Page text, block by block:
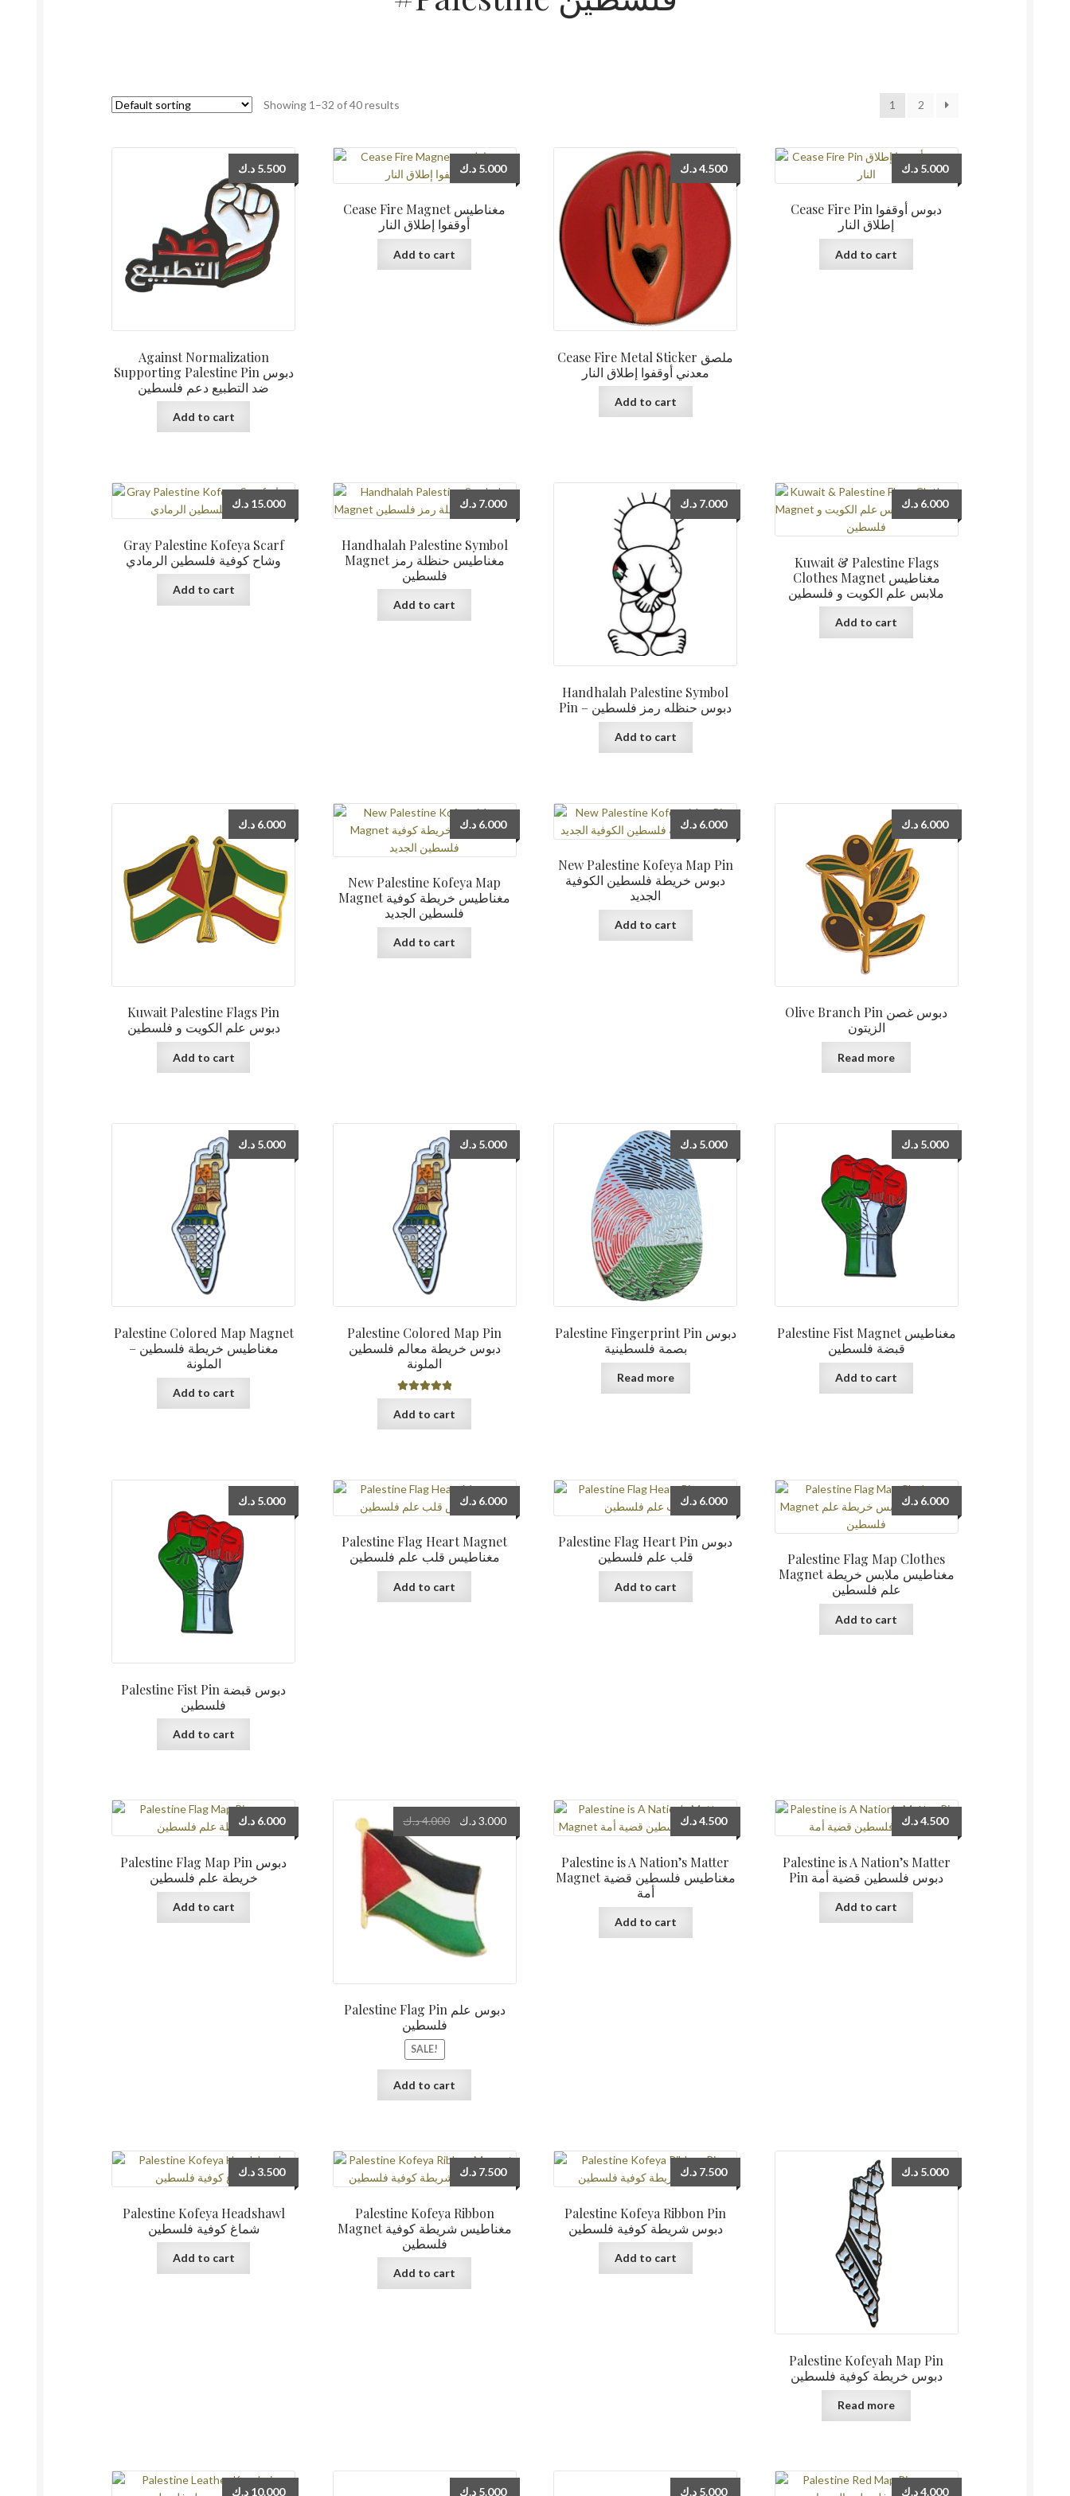
Showing 1–32 of 40 results 1 2
Against Normalization
Supporting Palestine Pin دبوس
ضد التطبيع دعم فلسطين
5.500 د.ك
Add to cart
Cease Fire Magnet مغناطيس
أوقفوا إطلاق النار
5.000 د.ك
Add to cart
Cease Fire Metal Sticker ملصق
معدني أوقفوا إطلاق النار
4.500 د.ك
Add to cart
Cease Fire Pin دبوس أوقفوا
إطلاق النار
5.000 د.ك
Add to cart
Gray Palestine Kofeya Scarf
وشاح كوفية فلسطين الرمادي
15.000 د.ك
Add to cart
Handhalah Palestine Symbol
Magnet مغناطيس حنظلة رمز
فلسطين
7.000 د.ك
Add to cart
Handhalah Palestine Symbol
Pin – دبوس حنظله رمز فلسطين
7.000 د.ك
Add to cart
Kuwait & Palestine Flags
Clothes Magnet مغناطيس
ملابس علم الكويت و فلسطين
6.000 د.ك
Add to cart
Kuwait Palestine Flags Pin
دبوس علم الكويت و فلسطين
6.000 د.ك
Add to cart
New Palestine Kofeya Map
Magnet مغناطيس خريطة كوفية
فلسطين الجديد
6.000 د.ك
Add to cart
New Palestine Kofeya Map Pin
دبوس خريطة فلسطين الكوفية
الجديد
6.000 د.ك
Add to cart
Olive Branch Pin دبوس غصن
الزيتون
6.000 د.ك
Read more
Palestine Colored Map Magnet
– مغناطيس خريطة فلسطين
الملونة
5.000 د.ك
Add to cart
Palestine Colored Map Pin
دبوس خريطة معالم فلسطين
الملونة
Rated5.00
out of 5
5.000 د.ك
Add to cart
Palestine Fingerprint Pin دبوس
بصمة فلسطينية
5.000 د.ك
Read more
Palestine Fist Magnet مغناطيس
قبضة فلسطين
5.000 د.ك
Add to cart
Palestine Fist Pin دبوس قبضة
فلسطين
5.000 د.ك
Add to cart
Palestine Flag Heart Magnet
مغناطيس قلب علم فلسطين
6.000 د.ك
Add to cart
Palestine Flag Heart Pin دبوس
قلب علم فلسطين
6.000 د.ك
Add to cart
Palestine Flag Map Clothes
Magnet مغناطيس ملابس خريطة
علم فلسطين
6.000 د.ك
Add to cart
Palestine Flag Map Pin دبوس
خريطة علم فلسطين
6.000 د.ك
Add to cart
Palestine Flag Pin دبوس علم
فلسطين
SALE!
4.000د.ك
Original
price
3.000د.ك
Current
price
Add to cart
Palestine is A Nation’s Matter
Magnet مغناطيس فلسطين قضية
أمة
4.500 د.ك
Add to cart
Palestine is A Nation’s Matter
Pin دبوس فلسطين قضية أمة
4.500د.ك
Add to cart
Palestine Kofeya Headshawl
شماغ كوفية فلسطين
3.500د.ك
Add to cart
Palestine Kofeya Ribbon
Magnet مغناطيس شريطة كوفية
فلسطين
7.500 د.ك
Add to cart
Palestine Kofeya Ribbon Pin
دبوس شريطة كوفية فلسطين
7.500 د.ك
Add to cart
Palestine Kofeyah Map Pin
دبوس خريطة كوفية فلسطين
5.000 د.ك
Read more
10.000 د.ك 5.000 د.ك 5.000 د.ك 4.000د.ك